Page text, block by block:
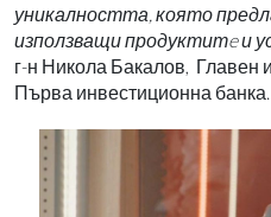
уникалността, която
използващи продуктитeи
г-н Никола Бакалов, Главен
Първа инвестиционна банка.